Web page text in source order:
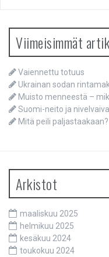
Viimeisimmät
Vaiennettu totuus
Ukrainan sodan
Muisto menneestä –
Suomi-neito ja
Mitä peili paljastaakaan?
Arkistot
maaliskuu 2025
helmikuu 2025
kesäkuu 2024
toukokuu 2024